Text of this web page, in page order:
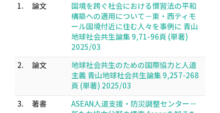
1.
論文
国境を跨ぐ社会における慣習法の平和
構築への適用について－東・西ティモ
ール国境付近に住む人々を事例に 青山
地球社会共生論集 9,71-96頁 (単著)
2025/03
2.
論文
地球社会共生のための国際協力と人道
主義 青山地球社会共生論集 9,257-268
頁 (単著) 2025/03
3.
著書
ASEAN人道支援・防災調整センター－